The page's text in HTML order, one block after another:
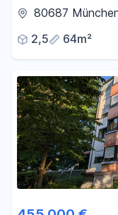
Südbalkon in
80687
2,5
64m²